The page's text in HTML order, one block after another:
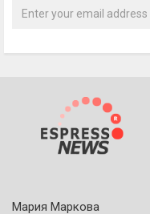
Мария Маркова